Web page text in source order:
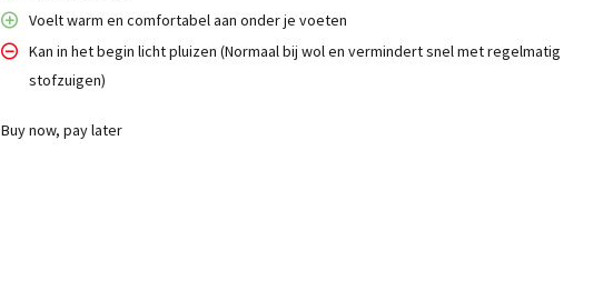
Buy now, pay later
Voelt warm en comfortabel aan onder je voeten
Kan in het begin licht pluizen (Normaal bij wol en vermindert snel met regelmatig
stofzuigen)